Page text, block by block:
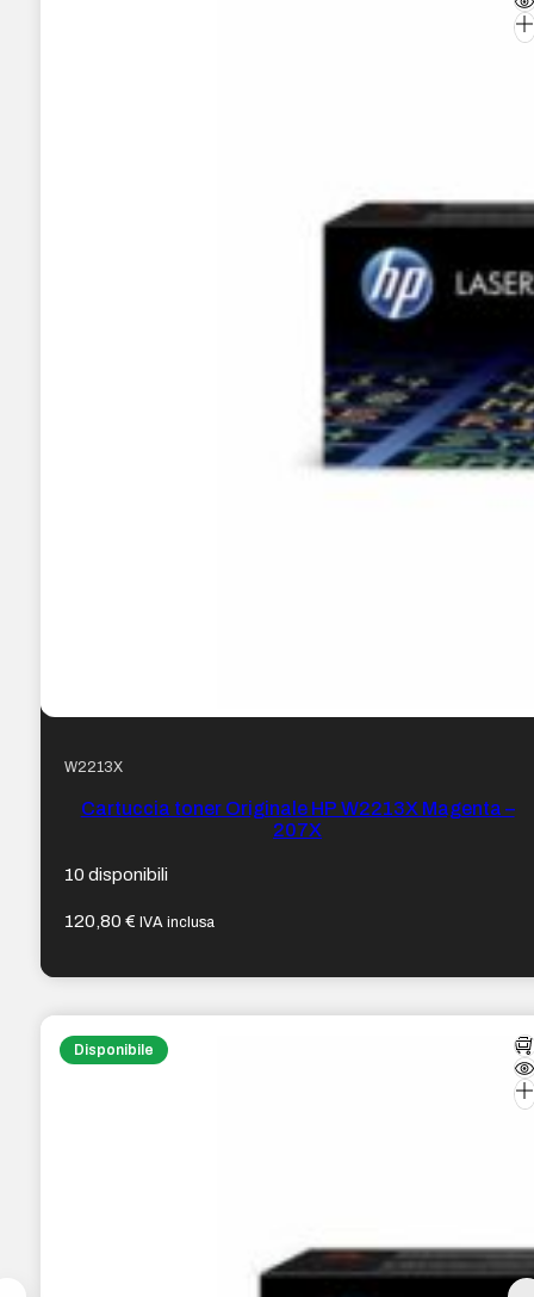
W2213X
Cartuccia toner Originale HP W2213X Magenta –
207X
10 disponibili
120,80€ IVA inclusa
Disponibile